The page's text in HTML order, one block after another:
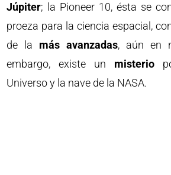
Júpiter; la Pioneer 10, ésta se
proeza para la ciencia espacial,
de la más avanzadas, aún en
embargo, existe un misterio
Universo y la nave de la NASA.